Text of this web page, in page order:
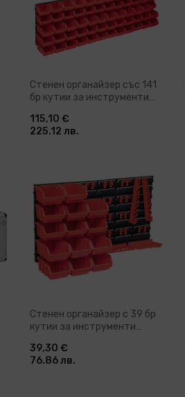
Добави в количка
Стенен органайзер със 141
бр кутии за инструменти
115,10 €
225.12 лв.
Стенен органайзер с 39 бр
кутии за инструменти
39,30 €
76.86 лв.